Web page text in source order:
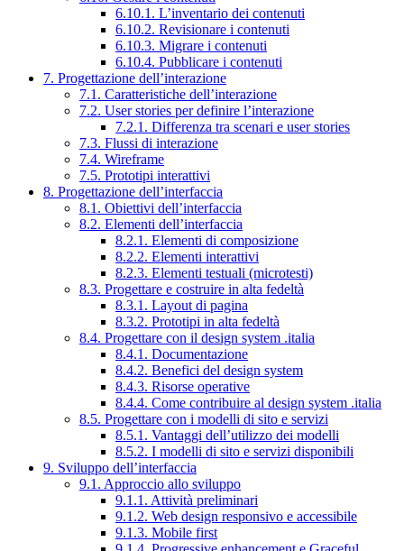
6.10.1. L’inventario dei contenuti
6.10.2. Revisionare i contenuti
6.10.3. Migrare i contenuti
6.10.4. Pubblicare i contenuti
7. Progettazione dell’interazione
7.1. Caratteristiche dell’interazione
7.2. User stories per definire l’interazione
7.2.1. Differenza tra scenari e user stories
7.3. Flussi di interazione
7.4. Wireframe
7.5. Prototipi interattivi
8. Progettazione dell’interfaccia
8.1. Obiettivi dell’interfaccia
8.2. Elementi dell’interfaccia
8.2.1. Elementi di composizione
8.2.2. Elementi interattivi
8.2.3. Elementi testuali (microtesti)
8.3. Progettare e costruire in alta fedeltà
8.3.1. Layout di pagina
8.3.2. Prototipi in alta fedeltà
8.4. Progettare con il design system .italia
8.4.1. Documentazione
8.4.2. Benefici del design system
8.4.3. Risorse operative
8.4.4. Come contribuire al design system .italia
8.5. Progettare con i modelli di sito e servizi
8.5.1. Vantaggi dell’utilizzo dei modelli
8.5.2. I modelli di sito e servizi disponibili
9. Sviluppo dell’interfaccia
9.1. Approccio allo sviluppo
9.1.1. Attività preliminari
9.1.2. Web design responsivo e accessibile
9.1.3. Mobile first